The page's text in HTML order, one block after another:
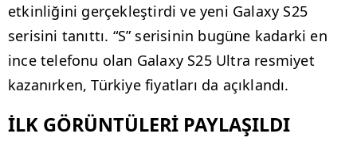
etkinliğini gerçekleştirdi ve yeni Galaxy S25
serisini tanıttı. “S” serisinin bugüne kadarki en
ince telefonu olan Galaxy S25 Ultra resmiyet
kazanırken, Türkiye fiyatları da açıklandı.
İLK GÖRÜNTÜLERİ PAYLAŞILDI